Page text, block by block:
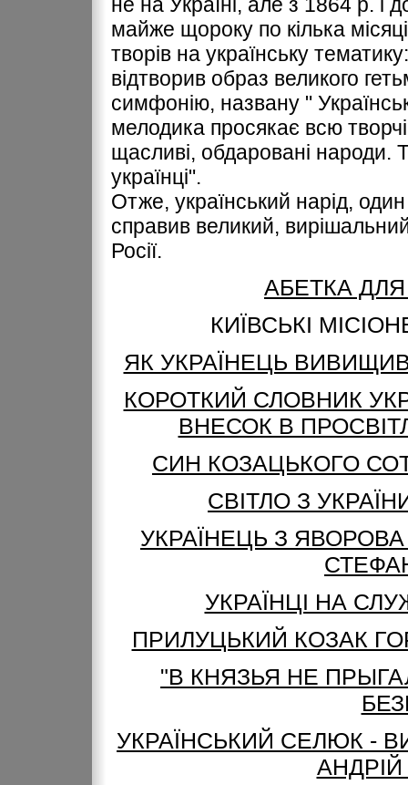
майже щороку по кілька
творів на українську
відтворив образ великого
симфонію, названу "
мелодика просякає всю
щасливі, обдаровані
українці".
Отже, український нарід,
справив великий,
Росії.
АБЕТКА
КИЇВСЬКІ
ЯК УКРАЇНЕЦЬ
КОРОТКИЙ СЛОВНИК
ВНЕСОК В
СИН КОЗАЦЬКОГО
СВІТЛО З
УКРАЇНЕЦЬ З
УКРАЇНЦІ НА
ПРИЛУЦЬКИЙ КОЗАК
"В КНЯЗЬЯ НЕ
УКРАЇНСЬКИЙ СЕЛЮК -